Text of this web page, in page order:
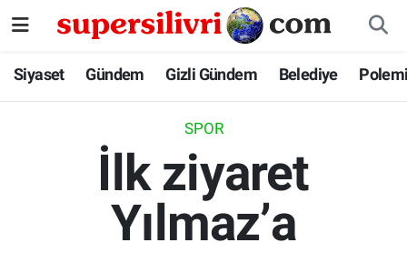
Siyaset Gündem Gizli Gündem Belediye
SPOR
İlk ziyaret
Yılmaz’a
Siyaset
Gizli Gündem
Belediye
İstanbul Nöbetçi Eczaneler
İstanbul Namaz Vakitleri
İstanbul Trafik Yoğunluk Haritası